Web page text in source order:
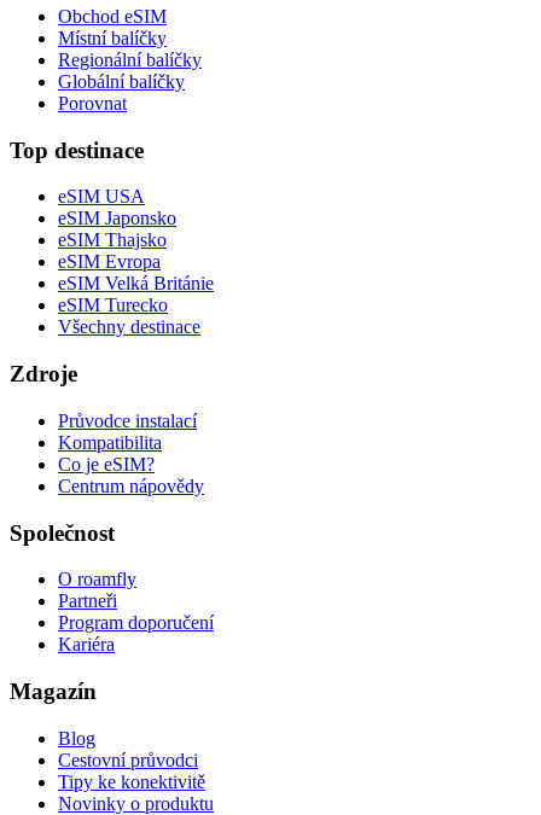
Obchod eSIM
Místní balíčky
Regionální balíčky
Globální balíčky
Porovnat
Top destinace
eSIM USA
eSIM Japonsko
eSIM Thajsko
eSIM Evropa
eSIM Velká Británie
eSIM Turecko
Všechny destinace
Zdroje
Průvodce instalací
Kompatibilita
Co je eSIM?
Centrum nápovědy
Společnost
O roamfly
Partneři
Program doporučení
Kariéra
Magazín
Blog
Cestovní průvodci
Tipy ke konektivitě
Novinky o produktu